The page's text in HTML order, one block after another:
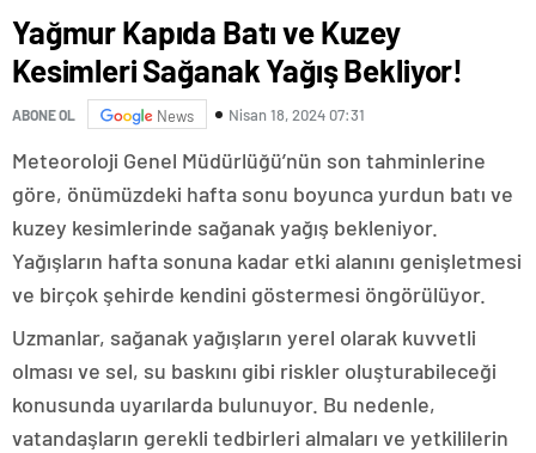
Yağmur Kapıda Batı ve Kuzey
Kesimleri Sağanak Yağış Bekliyor!
ABONE OL News Nisan 18, 2024 07:31
Meteoroloji Genel Müdürlüğü’nün son tahminlerine
göre, önümüzdeki hafta sonu boyunca yurdun batı ve
kuzey kesimlerinde sağanak yağış bekleniyor.
Yağışların hafta sonuna kadar etki alanını genişletmesi
ve birçok şehirde kendini göstermesi öngörülüyor.
Uzmanlar, sağanak yağışların yerel olarak kuvvetli
olması ve sel, su baskını gibi riskler oluşturabileceği
konusunda uyarılarda bulunuyor. Bu nedenle,
vatandaşların gerekli tedbirleri almaları ve yetkililerin